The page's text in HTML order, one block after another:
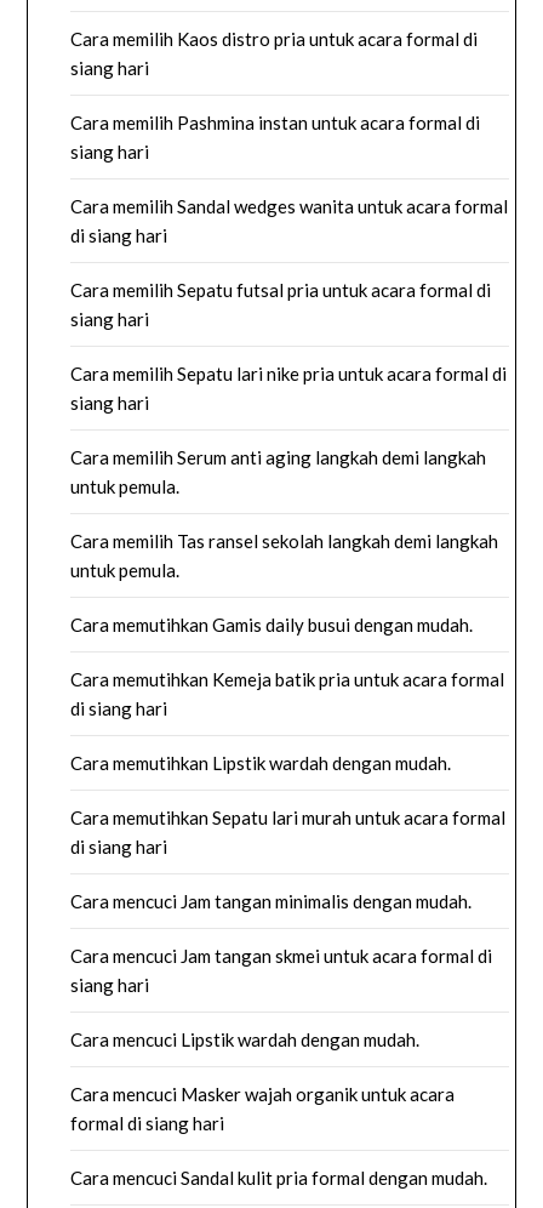
Cara memilih Kaos distro pria untuk acara formal di
siang hari
Cara memilih Pashmina instan untuk acara formal di
siang hari
Cara memilih Sandal wedges wanita untuk acara formal
di siang hari
Cara memilih Sepatu futsal pria untuk acara formal di
siang hari
Cara memilih Sepatu lari nike pria untuk acara formal di
siang hari
Cara memilih Serum anti aging langkah demi langkah
untuk pemula.
Cara memilih Tas ransel sekolah langkah demi langkah
untuk pemula.
Cara memutihkan Gamis daily busui dengan mudah.
Cara memutihkan Kemeja batik pria untuk acara formal
di siang hari
Cara memutihkan Lipstik wardah dengan mudah.
Cara memutihkan Sepatu lari murah untuk acara formal
di siang hari
Cara mencuci Jam tangan minimalis dengan mudah.
Cara mencuci Jam tangan skmei untuk acara formal di
siang hari
Cara mencuci Lipstik wardah dengan mudah.
Cara mencuci Masker wajah organik untuk acara
formal di siang hari
Cara mencuci Sandal kulit pria formal dengan mudah.